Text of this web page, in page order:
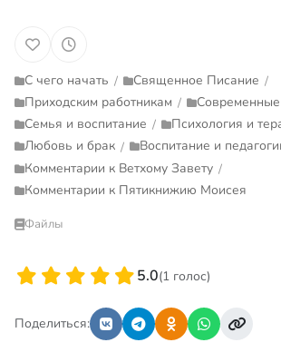
С чего начать / Священное Писание /
Приходским работникам /
Семья и воспитание / Психология и
Любовь и брак / Воспитание и
Комментарии к Ветхому Завету /
Комментарии к Пятикнижию Моисея
Файлы
5.0(1 голос)
Поделиться: